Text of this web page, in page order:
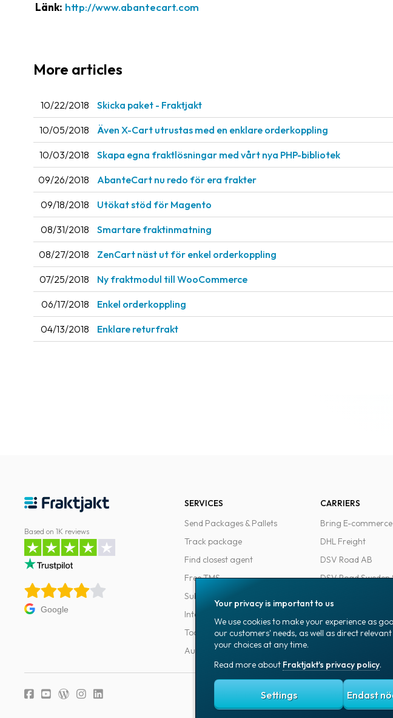
Länk: http://www.abantecart.com
More articles
10/22/2018 Skicka paket - Fraktjakt
10/05/2018 Även X-Cart utrustas med en enklare orderkoppling
10/03/2018 Skapa egna fraktlösningar med vårt nya PHP-bibliotek
09/26/2018 AbanteCart nu redo för era frakter
09/18/2018 Utökat stöd för Magento
08/31/2018 Smartare fraktinmatning
08/27/2018 ZenCart näst ut för enkel orderkoppling
07/25/2018 Ny fraktmodul till WooCommerce
06/17/2018 Enkel orderkoppling
04/13/2018 Enklare returfrakt
Based on 1K reviews
Google
SERVICES
Send Packages & Pallets
Track package
Find closest agent
Free TMS
Subscriptions
Integrations
Tools for developers
Automations
CARRIERS
Bring E-
DHL Freight
DSV Road AB
DSV Road Sweden
PostNord Sverige
Fraktjakt's privacy policy Terms and
Your privacy is important to us
We use cookies to make your experience as
our customers' needs, as well as direct
your choices at any time.
Read more about Fraktjakt's privacy policy.
Settings